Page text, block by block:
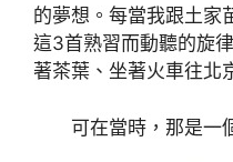
的夢想。每當我跟土家
這3首熟習而動聽的旋
著茶葉、坐著火車往北
可在當時，那是一